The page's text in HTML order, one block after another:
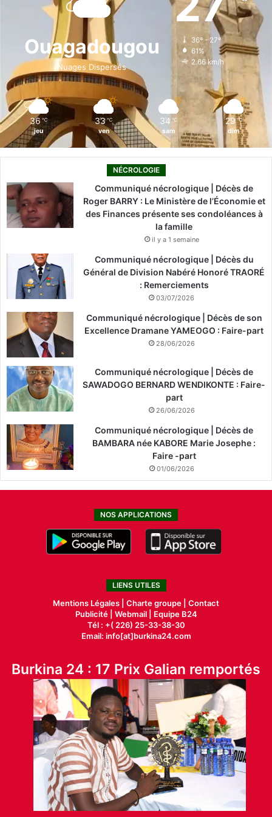
b
o
k
i
n
a
g
r
o
k
Ouagadougou
Nuages Dispersés
36º - 27º
61%
2.66 km/h
36 ℃
jeu
33 ℃
ven
34 ℃
sam
29 ℃
dim
NÉCROLOGIE
Communiqué nécrologique | Décès de
Roger BARRY : Le Ministère de l’Économie et
des Finances présente ses condoléances à
la famille
il y a 1 semaine
Communiqué nécrologique | Décès du
Général de Division Nabéré Honoré TRAORÉ
: Remerciements
03/07/2026
Communiqué nécrologique | Décès de son
Excellence Dramane YAMEOGO : Faire-part
28/06/2026
Communiqué nécrologique | Décès de
SAWADOGO BERNARD WENDIKONTE : Faire-
part
26/06/2026
Communiqué nécrologique | Décès de
BAMBARA née KABORE Marie Josephe :
Faire -part
01/06/2026
NOS APPLICATIONS
LIENS UTILES
Mentions Légales | Charte groupe | Contact
Publicité| Webmail |
Equipe B24
Tél : +( 226) 25-33-38-30
Email: info[at]burkina24.com
Burkina 24 : 17 Prix Galian remportés